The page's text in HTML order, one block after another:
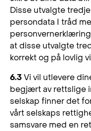
Disse utvalgte
persondata I tråd
at disse utvalgte
korrekt og på lovlig
6.3Vi vil utlevere
begjært av rettslige
selskap finner det
vårt selskaps
samsvare med en